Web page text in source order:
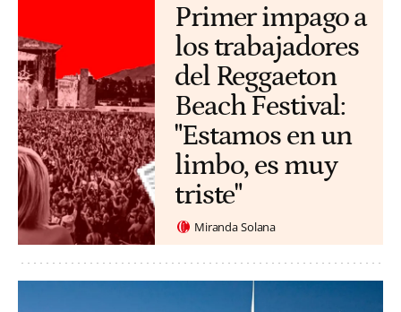
Primer impago a
los trabajadores
del Reggaeton
Beach Festival:
"Estamos en un
limbo, es muy
triste"
Miranda Solana